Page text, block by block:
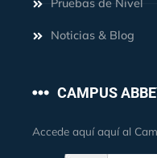
Pruebas de Nivel
Noticias & Blog
CAMPUS
Accede aquí aquí al